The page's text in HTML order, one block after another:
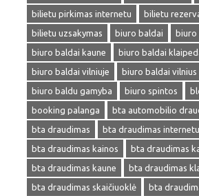
bilietu pirkimas internetu
bilietu
bilietu uzsakymas
biuro baldai
biuro
biuro baldai kaune
biuro baldai
biuro baldai vilniuje
biuro baldai vilnius
biuro baldu gamyba
biuro spintos
booking palanga
bta automobilio
bta draudimas
bta draudimas internetu
bta draudimas kainos
bta draudimas
bta draudimas kaune
bta draudimas
bta draudimas skaičiuoklė
bta